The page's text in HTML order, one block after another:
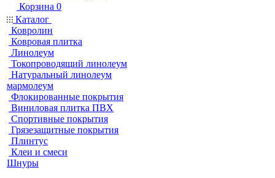
Корзина 0
Каталог
Ковролин
Ковровая плитка
Линолеум
Токопроводящий линолеум
Натуральный линолеум
мармолеум
Флокированные покрытия
Виниловая плитка ПВХ
Спортивные покрытия
Грязезащитные покрытия
Плинтус
Клеи и смеси
Шнуры